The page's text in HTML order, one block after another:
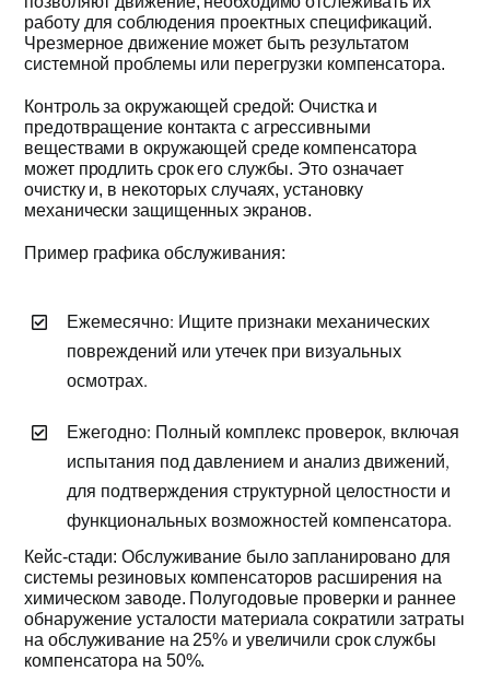
работу для соблюдения проектных спецификаций.
Чрезмерное движение может быть результатом
системной проблемы или перегрузки компенсатора.
Контроль за окружающей средой: Очистка и
предотвращение контакта с агрессивными
веществами в окружающей среде компенсатора
может продлить срок его службы. Это означает
очистку и, в некоторых случаях, установку
механически защищенных экранов.
Пример графика обслуживания:
Ежемесячно: Ищите признаки механических
повреждений или утечек при визуальных
осмотрах.
Ежегодно: Полный комплекс проверок, включая
испытания под давлением и анализ движений,
для подтверждения структурной целостности и
функциональных возможностей компенсатора.
Кейс-стади: Обслуживание было запланировано для
системы резиновых компенсаторов расширения на
химическом заводе. Полугодовые проверки и раннее
обнаружение усталости материала сократили затраты
на обслуживание на 25% и увеличили срок службы
компенсатора на 50%.